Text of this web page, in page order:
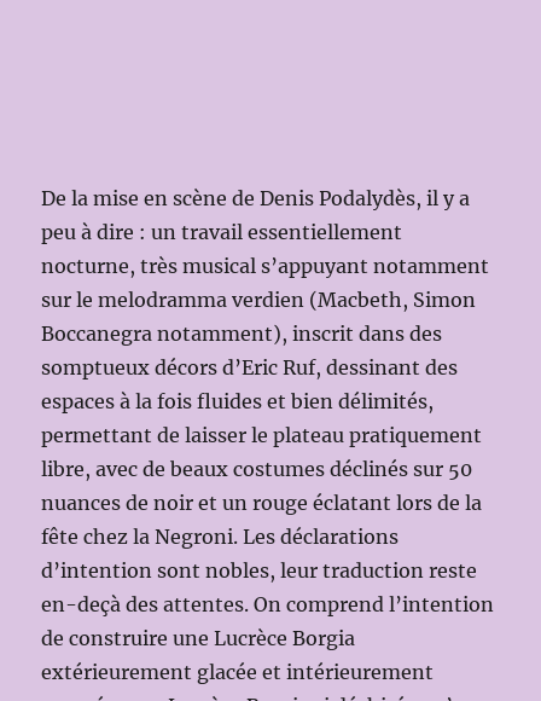
De la mise en scène de Denis Podalydès, il y a
peu à dire : un travail essentiellement
nocturne, très musical s’appuyant notamment
sur le melodramma verdien (Macbeth, Simon
Boccanegra notamment), inscrit dans des
somptueux décors d’Eric Ruf, dessinant des
espaces à la fois fluides et bien délimités,
permettant de laisser le plateau pratiquement
libre, avec de beaux costumes déclinés sur 50
nuances de noir et un rouge éclatant lors de la
fête chez la Negroni. Les déclarations
d’intention sont nobles, leur traduction reste
en-deçà des attentes. On comprend l’intention
de construire une Lucrèce Borgia
extérieurement glacée et intérieurement